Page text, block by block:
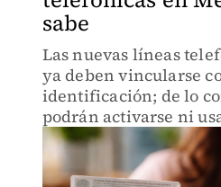
sabe
Las nuevas líneas
ya deben vincularse
identificación; de lo
podrán activarse ni